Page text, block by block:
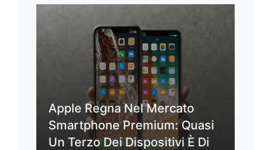
Apple Regna Nel Mercato
Smartphone Premium: Quasi
Un Terzo Dei Dispositivi È Di